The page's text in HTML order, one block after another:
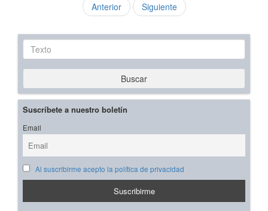
Anterior Siguiente
Texto
Buscar
Suscríbete a nuestro boletín
Email
Al suscribirme acepto la política de privacidad